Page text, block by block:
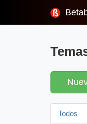
Todos